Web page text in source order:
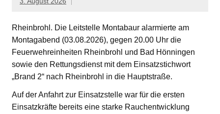
Rheinbrohl. Die Leitstelle Montabaur alarmierte am
Montagabend (03.08.2026), gegen 20.00 Uhr die
Feuerwehreinheiten Rheinbrohl und Bad Hönningen
sowie den Rettungsdienst mit dem Einsatzstichwort
„Brand 2“ nach Rheinbrohl in die Hauptstraße.
Auf der Anfahrt zur Einsatzstelle war für die ersten
Einsatzkräfte bereits eine starke Rauchentwicklung